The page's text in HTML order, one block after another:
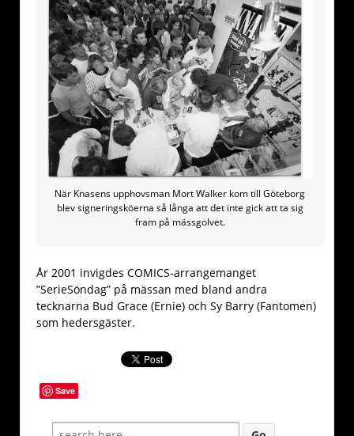
När Knasens upphovsman Mort Walker kom till Göteborg
blev signeringsköerna så långa att det inte gick att ta sig
fram på mässgolvet.
År 2001 invigdes COMICS-arrangemanget
”SerieSöndag” på mässan med bland andra
tecknarna Bud Grace (Ernie) och Sy Barry (Fantomen)
som hedersgäster.
Save